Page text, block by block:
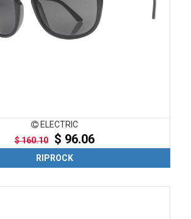
ELECTRIC
$ 160.10$ 96.06
RIPROCK